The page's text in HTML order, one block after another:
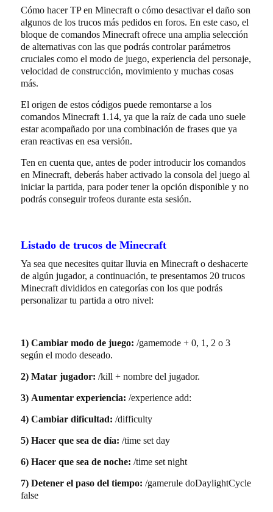
Cómo hacer TP en Minecraft o cómo desactivar el daño son
algunos de los trucos más pedidos en foros. En este caso, el
bloque de comandos Minecraft ofrece una amplia selección
de alternativas con las que podrás controlar parámetros
cruciales como el modo de juego, experiencia del personaje,
velocidad de construcción, movimiento y muchas cosas
más.
El origen de estos códigos puede remontarse a los
comandos Minecraft 1.14, ya que la raíz de cada uno suele
estar acompañado por una combinación de frases que ya
eran reactivas en esa versión.
Ten en cuenta que, antes de poder introducir los comandos
en Minecraft, deberás haber activado la consola del juego al
iniciar la partida, para poder tener la opción disponible y no
podrás conseguir trofeos durante esta sesión.
Listado de trucos de Minecraft
Ya sea que necesites quitar lluvia en Minecraft o deshacerte
de algún jugador, a continuación, te presentamos 20 trucos
Minecraft divididos en categorías con los que podrás
personalizar tu partida a otro nivel:
1) Cambiar modo de juego: /gamemode + 0, 1, 2 o 3
según el modo deseado.
2) Matar jugador: /kill + nombre del jugador.
3) Aumentar experiencia: /experience add:
4) Cambiar dificultad: /difficulty
5) Hacer que sea de día: /time set day
6) Hacer que sea de noche: /time set night
7) Detener el paso del tiempo: /gamerule doDaylightCycle
false